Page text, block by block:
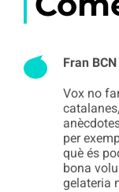
Fran BCN
Vox no
per
què és
bona
gelateria